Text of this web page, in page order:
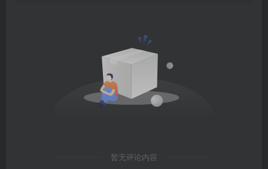
暂无评论内容